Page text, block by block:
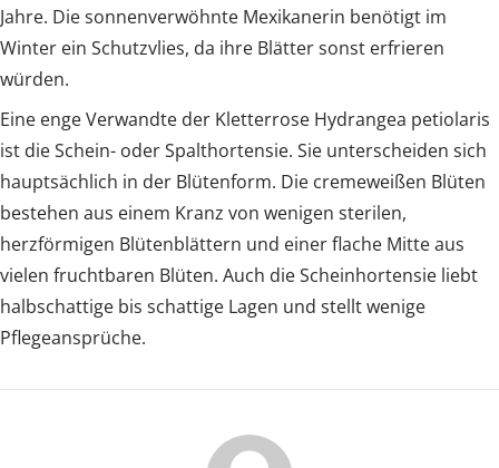
Jahre. Die sonnenverwöhnte Mexikanerin benötigt im
Winter ein Schutzvlies, da ihre Blätter sonst erfrieren
würden.
Eine enge Verwandte der Kletterrose Hydrangea petiolaris
ist die Schein- oder Spalthortensie. Sie unterscheiden sich
hauptsächlich in der Blütenform. Die cremeweißen Blüten
bestehen aus einem Kranz von wenigen sterilen,
herzförmigen Blütenblättern und einer flache Mitte aus
vielen fruchtbaren Blüten. Auch die Scheinhortensie liebt
halbschattige bis schattige Lagen und stellt wenige
Pflegeansprüche.